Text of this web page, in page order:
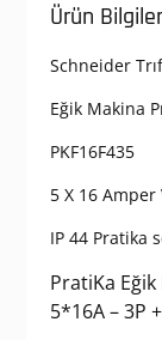
Ürün
Schneider
Eğik Makina
PKF16F435
5 X 16 Amper
IP 44 Pratika
PratiKa Eğik
5*16A – 3P